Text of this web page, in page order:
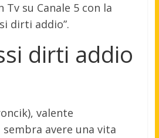
su Canale 5 con la
dirti addio”.
dirti addio
valente
avere una vita